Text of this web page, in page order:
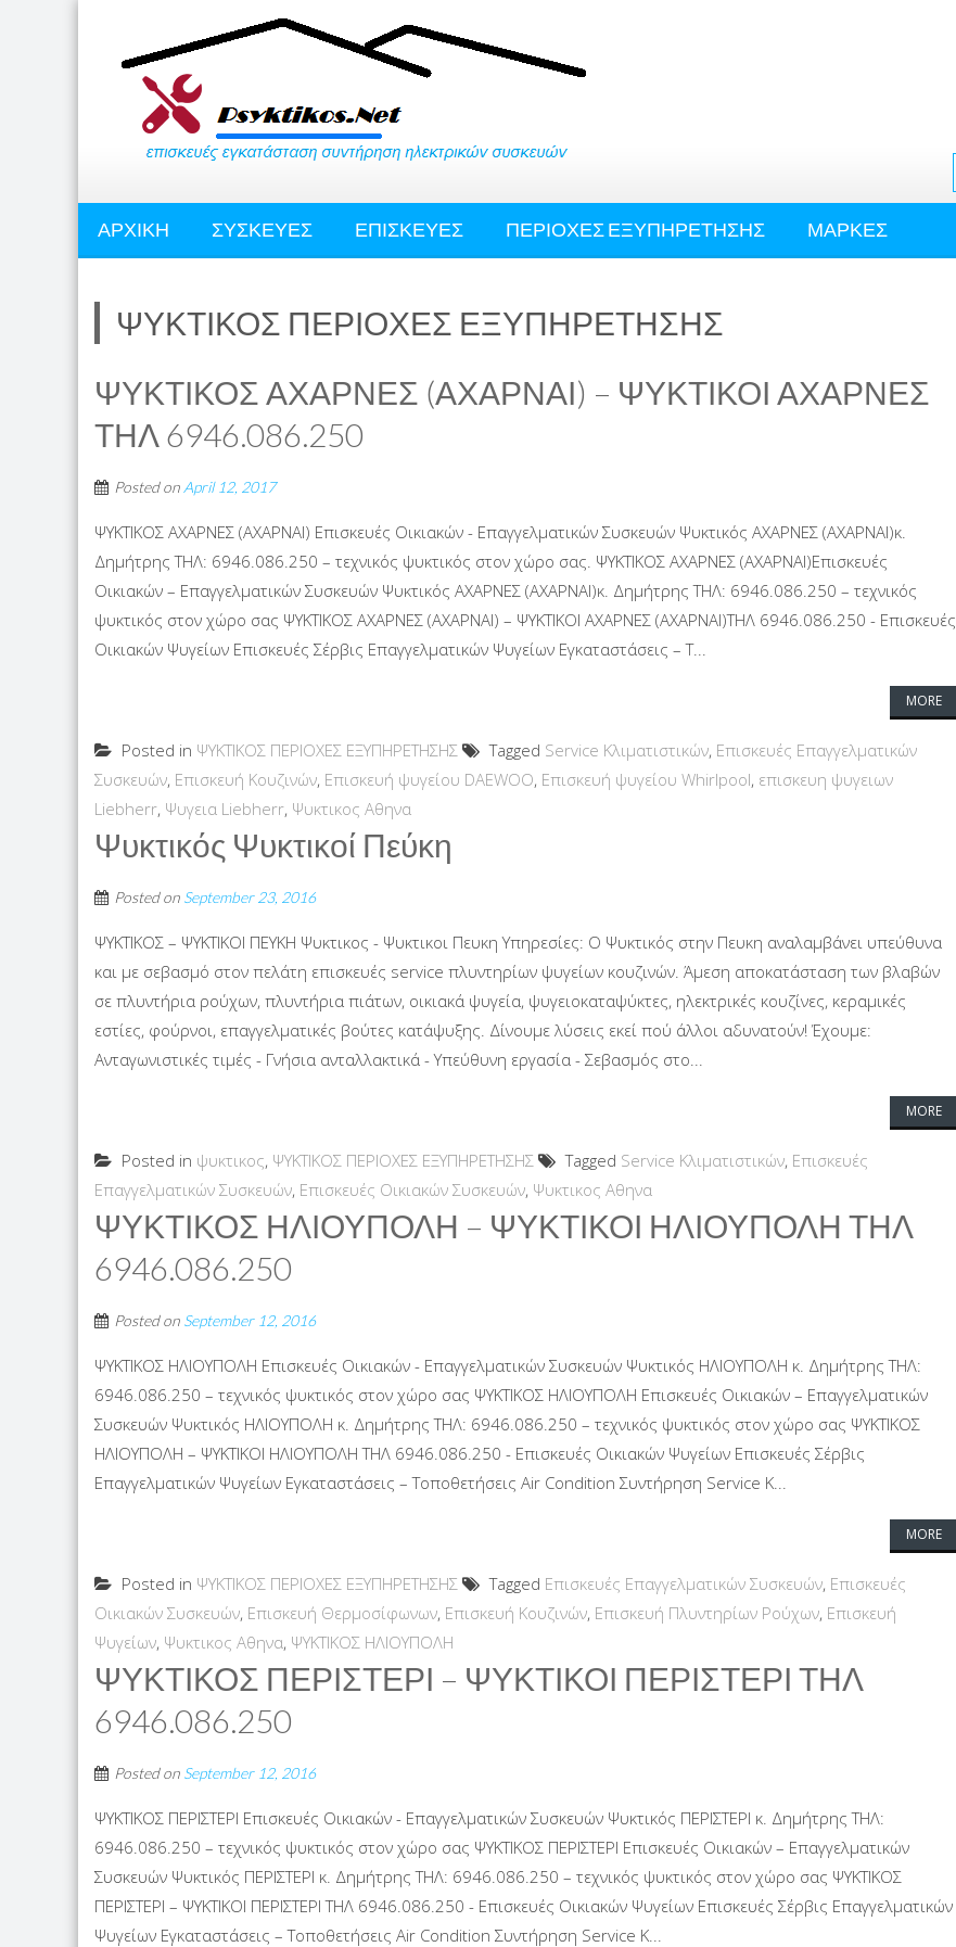
ΑΡΧΙΚΗ ΣΥΣΚΕΥΕΣ ΕΠΙΣΚΕΥΕΣ ΠΕΡΙΟΧΕΣ ΕΞΥΠΗΡΕΤΗΣΗΣ ΜΑΡΚΕΣ
ΨΥΚΤΙΚΟΣ ΠΕΡΙΟΧΕΣ ΕΞΥΠΗΡΕΤΗΣΗΣ
ΨΥΚΤΙΚΟΣ ΑΧΑΡΝΕΣ (ΑΧΑΡΝΑΙ) – ΨΥΚΤΙΚΟΙ ΑΧΑΡΝΕΣ
ΤΗΛ 6946.086.250
Posted on April 12, 2017
ΨΥΚΤΙΚΟΣ ΑΧΑΡΝΕΣ (ΑΧΑΡΝΑΙ) Επισκευές Οικιακών - Επαγγελματικών Συσκευών Ψυκτικός ΑΧΑΡΝΕΣ (ΑΧΑΡΝΑΙ)κ.
Δημήτρης ΤΗΛ: 6946.086.250 – τεχνικός ψυκτικός στον χώρο σας. ΨΥΚΤΙΚΟΣ ΑΧΑΡΝΕΣ (ΑΧΑΡΝΑΙ)Επισκευές
Οικιακών – Επαγγελματικών Συσκευών Ψυκτικός ΑΧΑΡΝΕΣ (ΑΧΑΡΝΑΙ)κ. Δημήτρης ΤΗΛ: 6946.086.250 – τεχνικός
ψυκτικός στον χώρο σας ΨΥΚΤΙΚΟΣ ΑΧΑΡΝΕΣ (ΑΧΑΡΝΑΙ) – ΨΥΚΤΙΚΟΙ ΑΧΑΡΝΕΣ (ΑΧΑΡΝΑΙ)ΤΗΛ 6946.086.250 - Επισκευές
Οικιακών Ψυγείων Επισκευές Σέρβις Επαγγελματικών Ψυγείων Εγκαταστάσεις – Τ...
MORE
Posted in ΨΥΚΤΙΚΟΣ ΠΕΡΙΟΧΕΣ ΕΞΥΠΗΡΕΤΗΣΗΣ Tagged Service Κλιματιστικών, Επισκευές Επαγγελματικών
Συσκευών, Επισκευή Κουζινών, Επισκευή ψυγείου DAEWOO, Επισκευή ψυγείου Whirlpool, επισκευη ψυγειων
Liebherr, Ψυγεια Liebherr, Ψυκτικος Αθηνα
Ψυκτικός Ψυκτικοί Πεύκη
Posted on September 23, 2016
ΨΥΚΤΙΚΟΣ – ΨΥΚΤΙΚΟΙ ΠΕΥΚΗ Ψυκτικος - Ψυκτικοι Πευκη Υπηρεσίες: Ο Ψυκτικός στην Πευκη αναλαμβάνει υπεύθυνα
και με σεβασμό στον πελάτη επισκευές service πλυντηρίων ψυγείων κουζινών. Άμεση αποκατάσταση των βλαβών
σε πλυντήρια ρούχων, πλυντήρια πιάτων, οικιακά ψυγεία, ψυγειοκαταψύκτες, ηλεκτρικές κουζίνες, κεραμικές
εστίες, φούρνοι, επαγγελματικές βούτες κατάψυξης. Δίνουμε λύσεις εκεί πού άλλοι αδυνατούν! Έχουμε:
Ανταγωνιστικές τιμές - Γνήσια ανταλλακτικά - Υπεύθυνη εργασία - Σεβασμός στο...
MORE
Posted in ψυκτικος, ΨΥΚΤΙΚΟΣ ΠΕΡΙΟΧΕΣ ΕΞΥΠΗΡΕΤΗΣΗΣ Tagged Service Κλιματιστικών, Επισκευές
Επαγγελματικών Συσκευών, Επισκευές Οικιακών Συσκευών, Ψυκτικος Αθηνα
ΨΥΚΤΙΚΟΣ ΗΛΙΟΥΠΟΛΗ – ΨΥΚΤΙΚΟΙ ΗΛΙΟΥΠΟΛΗ ΤΗΛ
6946.086.250
Posted on September 12, 2016
ΨΥΚΤΙΚΟΣ ΗΛΙΟΥΠΟΛΗ Επισκευές Οικιακών - Επαγγελματικών Συσκευών Ψυκτικός ΗΛΙΟΥΠΟΛΗ κ. Δημήτρης ΤΗΛ:
6946.086.250 – τεχνικός ψυκτικός στον χώρο σας ΨΥΚΤΙΚΟΣ ΗΛΙΟΥΠΟΛΗ Επισκευές Οικιακών – Επαγγελματικών
Συσκευών Ψυκτικός ΗΛΙΟΥΠΟΛΗ κ. Δημήτρης ΤΗΛ: 6946.086.250 – τεχνικός ψυκτικός στον χώρο σας ΨΥΚΤΙΚΟΣ
ΗΛΙΟΥΠΟΛΗ – ΨΥΚΤΙΚΟΙ ΗΛΙΟΥΠΟΛΗ ΤΗΛ 6946.086.250 - Επισκευές Οικιακών Ψυγείων Επισκευές Σέρβις
Επαγγελματικών Ψυγείων Εγκαταστάσεις – Τοποθετήσεις Air Condition Συντήρηση Service Κ...
MORE
Posted in ΨΥΚΤΙΚΟΣ ΠΕΡΙΟΧΕΣ ΕΞΥΠΗΡΕΤΗΣΗΣ Tagged Επισκευές Επαγγελματικών Συσκευών, Επισκευές
Οικιακών Συσκευών, Επισκευή Θερμοσίφωνων, Επισκευή Κουζινών, Επισκευή Πλυντηρίων Ρούχων, Επισκευή
Ψυγείων, Ψυκτικος Αθηνα, ΨΥΚΤΙΚΟΣ ΗΛΙΟΥΠΟΛΗ
ΨΥΚΤΙΚΟΣ ΠΕΡΙΣΤΕΡΙ – ΨΥΚΤΙΚΟΙ ΠΕΡΙΣΤΕΡΙ ΤΗΛ
6946.086.250
Posted on September 12, 2016
ΨΥΚΤΙΚΟΣ ΠΕΡΙΣΤΕΡΙ Επισκευές Οικιακών - Επαγγελματικών Συσκευών Ψυκτικός ΠΕΡΙΣΤΕΡΙ κ. Δημήτρης ΤΗΛ:
6946.086.250 – τεχνικός ψυκτικός στον χώρο σας ΨΥΚΤΙΚΟΣ ΠΕΡΙΣΤΕΡΙ Επισκευές Οικιακών – Επαγγελματικών
Συσκευών Ψυκτικός ΠΕΡΙΣΤΕΡΙ κ. Δημήτρης ΤΗΛ: 6946.086.250 – τεχνικός ψυκτικός στον χώρο σας ΨΥΚΤΙΚΟΣ
ΠΕΡΙΣΤΕΡΙ – ΨΥΚΤΙΚΟΙ ΠΕΡΙΣΤΕΡΙ ΤΗΛ 6946.086.250 - Επισκευές Οικιακών Ψυγείων Επισκευές Σέρβις Επαγγελματικών
Ψυγείων Εγκαταστάσεις – Τοποθετήσεις Air Condition Συντήρηση Service Κ...